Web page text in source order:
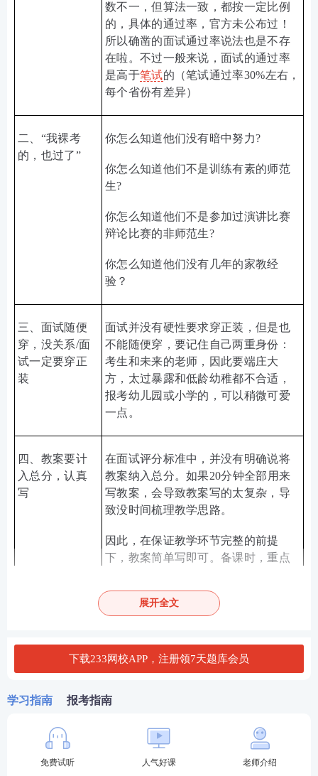
数不一，但算法一致，都按一定比例
的，具体的通过率，官方未公布过！
所以确凿的面试通过率说法也是不存
在啦。不过一般来说，面试的通过率
是高于笔试的 （笔试通过率30%左右，
每个省份有差异）
二 “我裸考
的，也过了”
你怎么知道他们没有暗中努力?
你怎么知道他们不是训练有素的师范
生?
你怎么知道他们不是参加过演讲比赛
辩论比赛的非师范生?
你怎么知道他们没有几年的家教经
验？
三 、面试随便
穿，没关系/面
试一定要穿正
装
面试并没有硬性要求穿正装，但是也
不能随便穿，要记住自己两重身份：
考生和未来的老师，因此要端庄大
方，太过暴露和低龄幼稚都不合适，
报考幼儿园或小学的，可以稍微可爱
一点。
四
、教案要计
入总分，认真
写
在面试评分标准中，并没有明确说将
教案纳入总分。如果20分钟全部用来
写教案，会导致教案写的太复杂，导
致没时间梳理教学思路。
因此， 在保证教学环节完整的前提
下，教案简单写即可。备课时，重点
的设计、知识讲授的顺序、提问的语
言、预设的答案、过渡句等。
五、备考时，
把答题模板奉
适当学习答题模板，能够帮助我们快
速掌握答题思路和要点，但是不能过
学科特点灵活运用。况且，面试最重
六、备考花大
用教材备考要注意的 大要点：
展开全文
下载233网校APP，注册领7天题库会员
学习指南 报考指南
免费试听 人气好课 老师介绍